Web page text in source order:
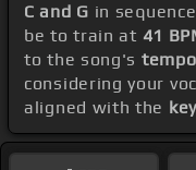
C and G in
be to train at 41
to the song's
considering your
aligned with the